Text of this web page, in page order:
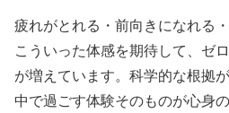
疲れがとれる・前向きになれ
こういった体感を期待して、ゼ
が増えています。科学的な根拠
中で過ごす体験そのものが心身